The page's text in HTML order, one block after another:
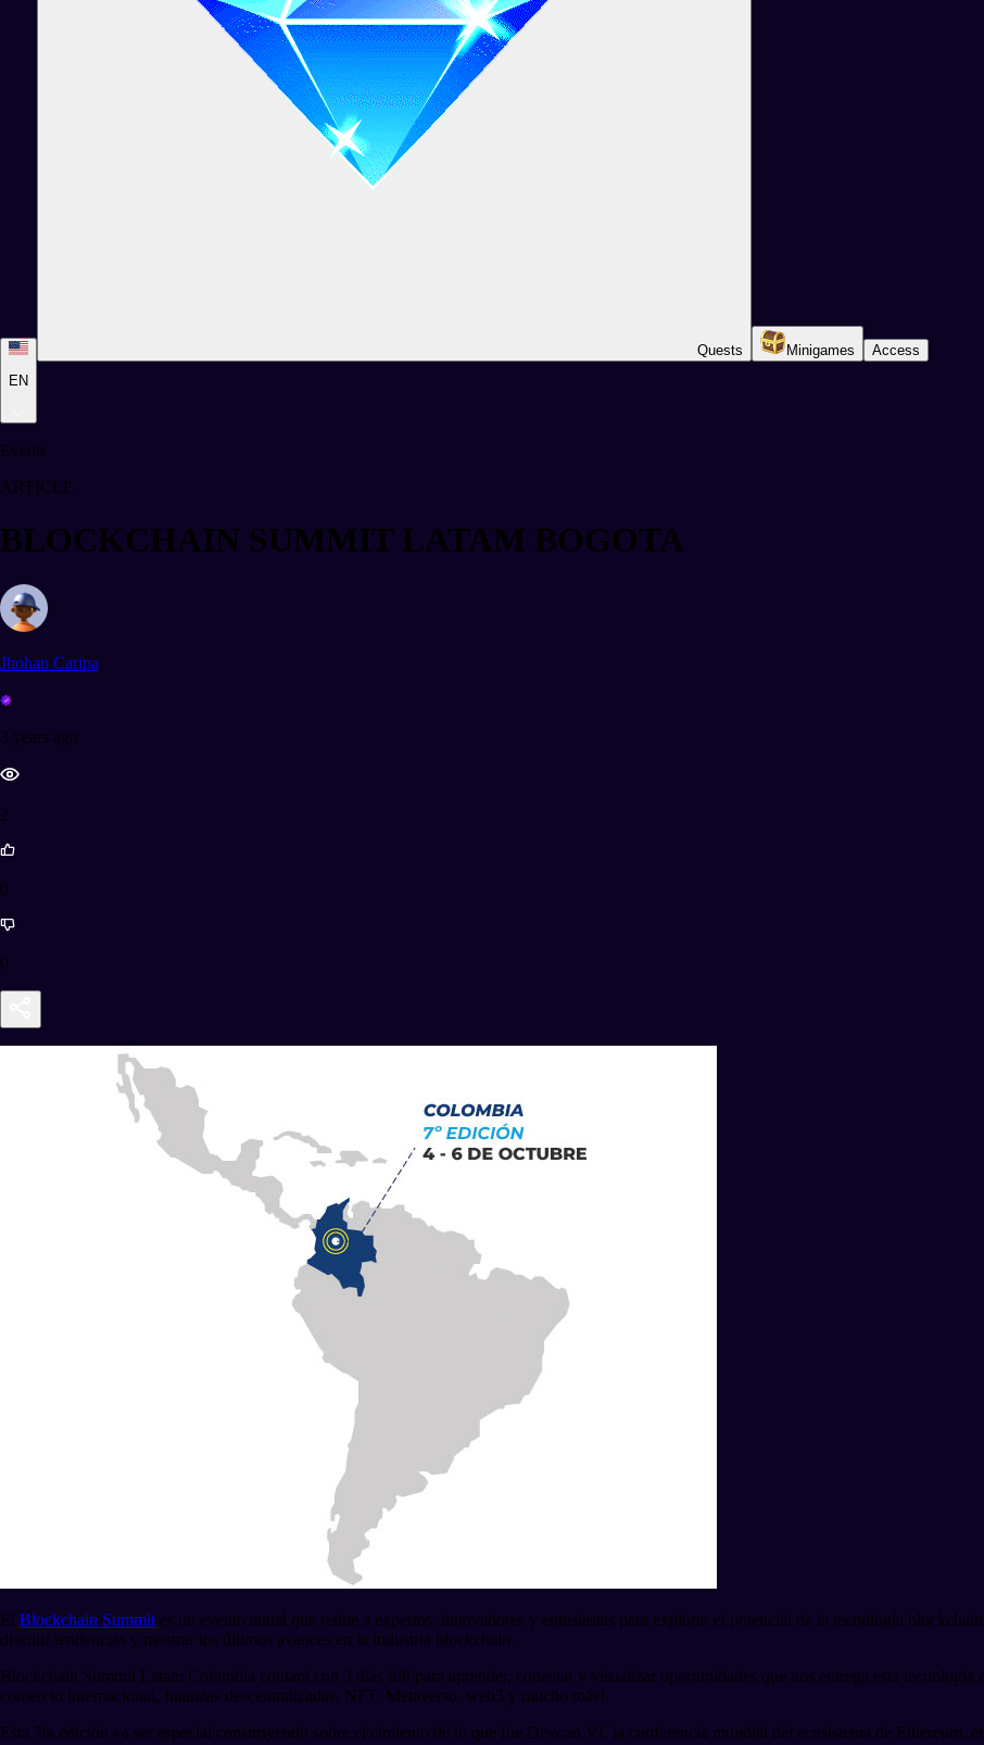
EN
Quests Minigames Access
Events
ARTICLE
BLOCKCHAIN SUMMIT LATAM BOGOTA
Jhohan Caripa
3 years ago
2
0
0
El Blockchain Summit es un evento anual que reúne a expertos, innovadores y entusiastas para explorar el potencial de la tecnología
discutir tendencias y mostrar los últimos avances en la industria blockchain.
Blockchain Summit Latam Colombia contará con 3 días full para aprender, conectar y visualizar oportunidades que nos entrega esta
comercio internacional, finanzas descentralizadas, NFT, Metaverso, web3 y mucho más!
Esta 7ta edición va ser especial construyendo sobre el cimiento de lo que fue Devcon VI, la conferencia mundial del ecosistema de Ethereum,